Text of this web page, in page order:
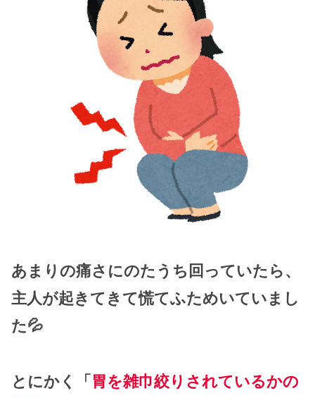
あまりの痛さにのたうち回っていたら、
主人が起きてきて慌てふためいていまし
た💦
とにかく「 胃を雑巾絞りされているかの